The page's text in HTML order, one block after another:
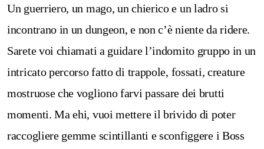
Un guerriero, un mago, un chierico e un ladro si
incontrano in un dungeon, e non c’è niente da ridere.
Sarete voi chiamati a guidare l’indomito gruppo in un
intricato percorso fatto di trappole, fossati, creature
mostruose che vogliono farvi passare dei brutti
momenti. Ma ehi, vuoi mettere il brivido di poter
raccogliere gemme scintillanti e sconfiggere i Boss